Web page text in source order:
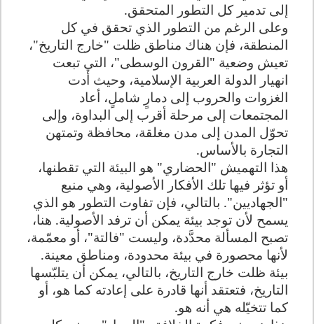
إلى تدمير كل التطور المتحقق.
وعلى الرغم من التطور الذي تحقق في كل
المنطقة، فإن هناك مناطق ظلت "خارج التاريخ"،
تعيش وضعية "القرون الوسطى"، التي تبعت
انهيار الدولة العربية الإسلامية، وحيث أدت
الغزوات والحروب إلى دمارٍ شاملٍ، أعاد
المجتمعات إلى مرحلة أقرب إلى البداوة، وإلى
تحوّل المدن إلى مدن مغلقة، محافظة وتمتهن
التجارة بالأساس.
هذا التهميش "الحضاري" هو البيئة التي تقطنها،
أو تؤثر فيها تلك الأفكار الأصولية، وهي منبع
"الجهاديين". بالتالي، فإن تفاوت التطور هو الذي
يسمح لأن توجد بيئة يمكن أن ترفد الأصولية. هنا،
تصبح المسألة محدَّدة، وليست "فالتة"، أو معمّمة،
لأنها محصورة في بيئة محدودة، ومناطق معينة.
بيئة ظلت خارج التاريخ، بالتالي، يمكن أن يتلبّسها
التاريخ، فتعتقد أنها قادرة على إعادته كما هو، أو
كما تتخيّله هي أنه هو.